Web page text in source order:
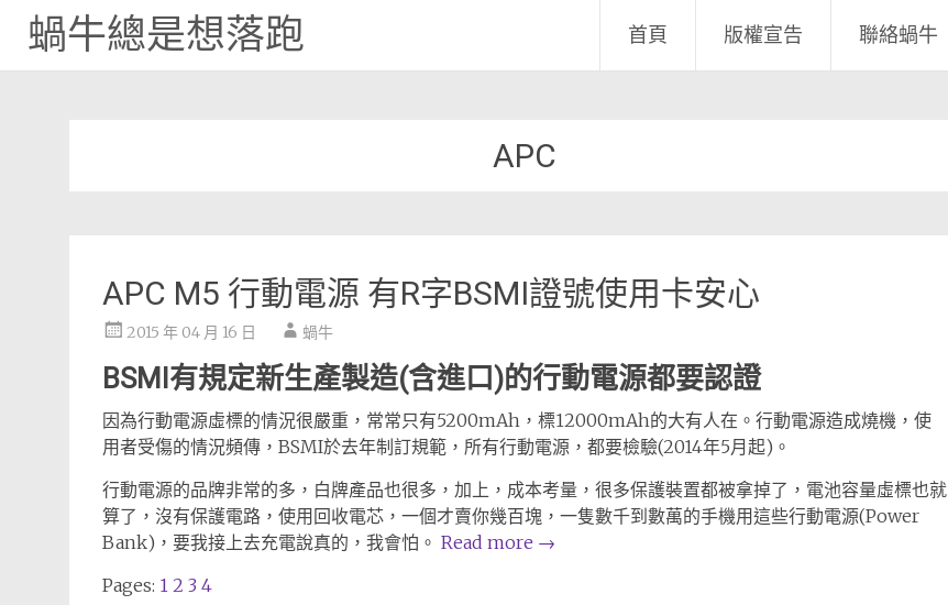
蝸牛總是想落跑 首頁 版權宣告 聯絡蝸牛
APC
APC M5 行動電源 有R字BSMI證號使用卡安心
2015 年 04 月 16 日 蝸牛
BSMI有規定新生產製造(含進口)的行動電源都要認證
因為行動電源虛標的情況很嚴重，常常只有5200mAh，標12000mAh的大有人在。行動電源造成燒機，使
用者受傷的情況頻傳，BSMI於去年制訂規範，所有行動電源，都要檢驗(2014年5月起)。
行動電源的品牌非常的多，白牌產品也很多，加上，成本考量，很多保護裝置都被拿掉了，電池容量虛標也就
算了，沒有保護電路，使用回收電芯，一個才賣你幾百塊，一隻數千到數萬的手機用這些行動電源(Power
Bank)，要我接上去充電說真的，我會怕。 Read more →
Pages: 1 2 3 4